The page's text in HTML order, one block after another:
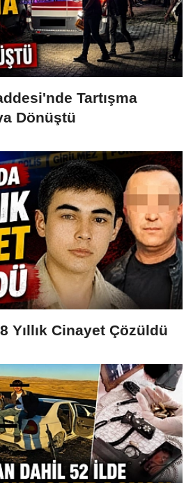
Tartışma
Dönüştü
Yıllık Cinayet Çözüldü